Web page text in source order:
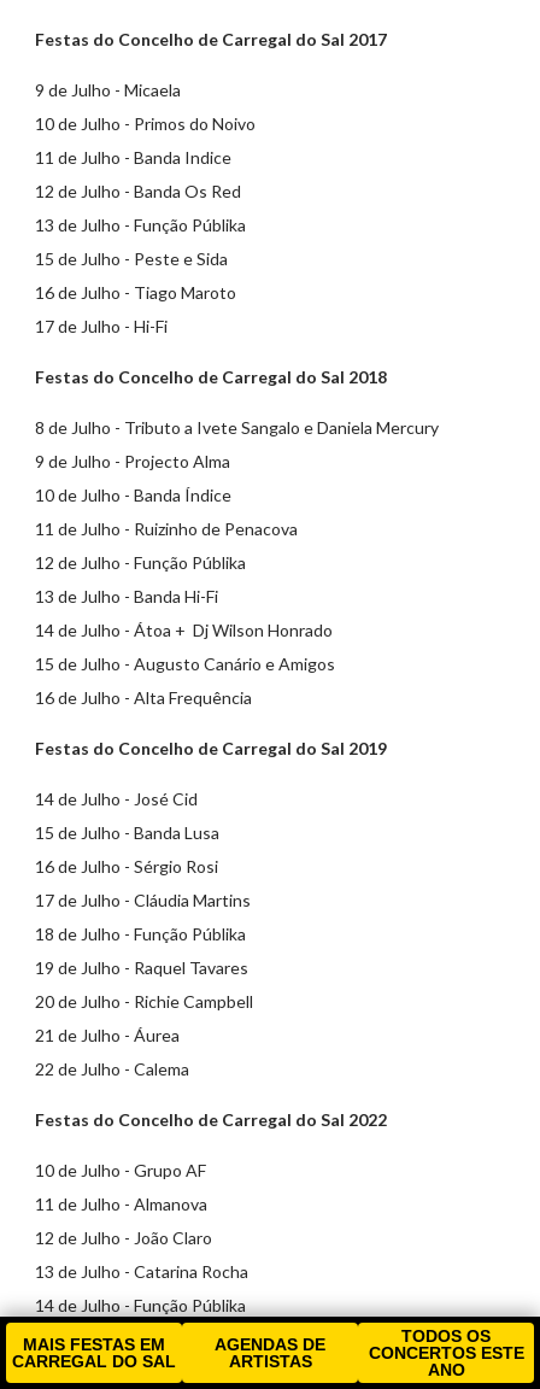
Festas do Concelho de Carregal do Sal 2017
9 de Julho - Micaela
10 de Julho - Primos do Noivo
11 de Julho - Banda Indice
12 de Julho - Banda Os Red
13 de Julho - Função Públika
15 de Julho - Peste e Sida
16 de Julho - Tiago Maroto
17 de Julho - Hi-Fi
Festas do Concelho de Carregal do Sal 2018
8 de Julho - Tributo a Ivete Sangalo e Daniela Mercury
9 de Julho - Projecto Alma
10 de Julho - Banda Índice
11 de Julho - Ruizinho de Penacova
12 de Julho - Função Públika
13 de Julho - Banda Hi-Fi
14 de Julho - Átoa + Dj Wilson Honrado
15 de Julho - Augusto Canário e Amigos
16 de Julho - Alta Frequência
Festas do Concelho de Carregal do Sal 2019
14 de Julho - José Cid
15 de Julho - Banda Lusa
16 de Julho - Sérgio Rosi
17 de Julho - Cláudia Martins
18 de Julho - Função Públika
19 de Julho - Raquel Tavares
20 de Julho - Richie Campbell
21 de Julho - Áurea
22 de Julho - Calema
Festas do Concelho de Carregal do Sal 2022
10 de Julho - Grupo AF
11 de Julho - Almanova
12 de Julho - João Claro
13 de Julho - Catarina Rocha
14 de Julho - Função Públika
15 de Julho - Augusto Canário
16 de Julho - Os Quatro e Meia
MAIS FESTAS EM
CARREGAL DO SAL
AGENDAS DE
ARTISTAS
TODOS OS
CONCERTOS ESTE
ANO